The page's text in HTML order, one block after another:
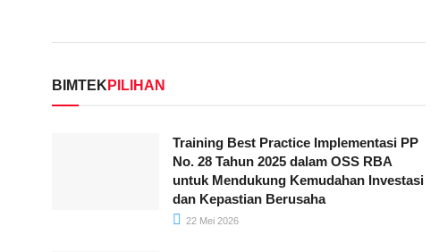
BIMTEK PILIHAN
Training Best Practice Implementasi PP
No. 28 Tahun 2025 dalam OSS RBA
untuk Mendukung Kemudahan Investasi
dan Kepastian Berusaha
22 Mei 2026